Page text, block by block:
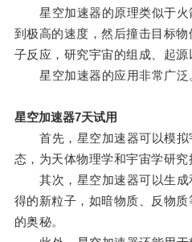
星空加速器的原理类似于火
到极高的速度，然后撞击目标
子反应，研究宇宙的组成、起源
星空加速器的应用非常广泛
星空加速器7天试用
首先，星空加速器可以模拟
态，为天体物理学和宇宙学研究
其次，星空加速器可以生成
得的新粒子，如暗物质、反物
的奥秘。